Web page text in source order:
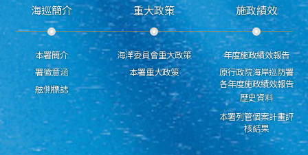
海巡簡介
本署簡介
署徽意涵
舷側標誌
重大政策
海洋委員會重大政策
本署重大政策
施政績效
年度施政績效報告
原行政院海岸巡防署
各年度施政績效報告
歷史資料
本署列管個案計畫評
核結果